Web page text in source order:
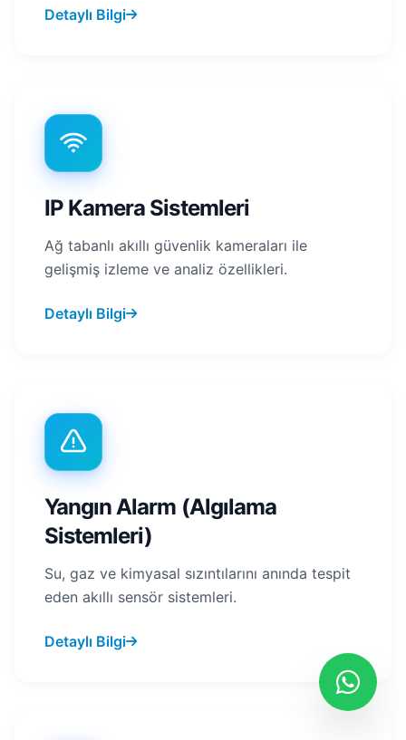
Detaylı Bilgi
IP Kamera Sistemleri
Ağ tabanlı akıllı güvenlik kameraları ile
gelişmiş izleme ve analiz özellikleri.
Detaylı Bilgi
Yangın Alarm (Algılama
Sistemleri)
Su, gaz ve kimyasal sızıntılarını anında tespit
eden akıllı sensör sistemleri.
Detaylı Bilgi